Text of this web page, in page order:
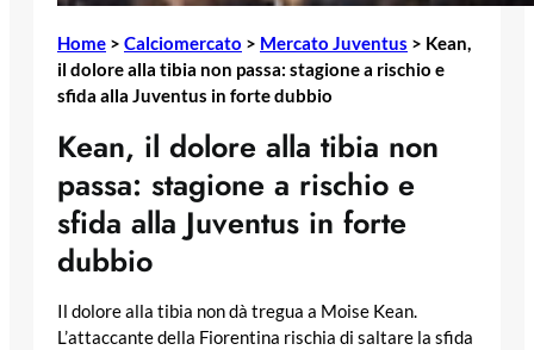
Home > Calciomercato > Mercato Juventus > Kean,
il dolore alla tibia non passa: stagione a rischio e
sfida alla Juventus in forte dubbio
Kean, il dolore alla tibia non
passa: stagione a rischio e
sfida alla Juventus in forte
dubbio
Il dolore alla tibia non dà tregua a Moise Kean.
L’attaccante della Fiorentina rischia di saltare la sfida